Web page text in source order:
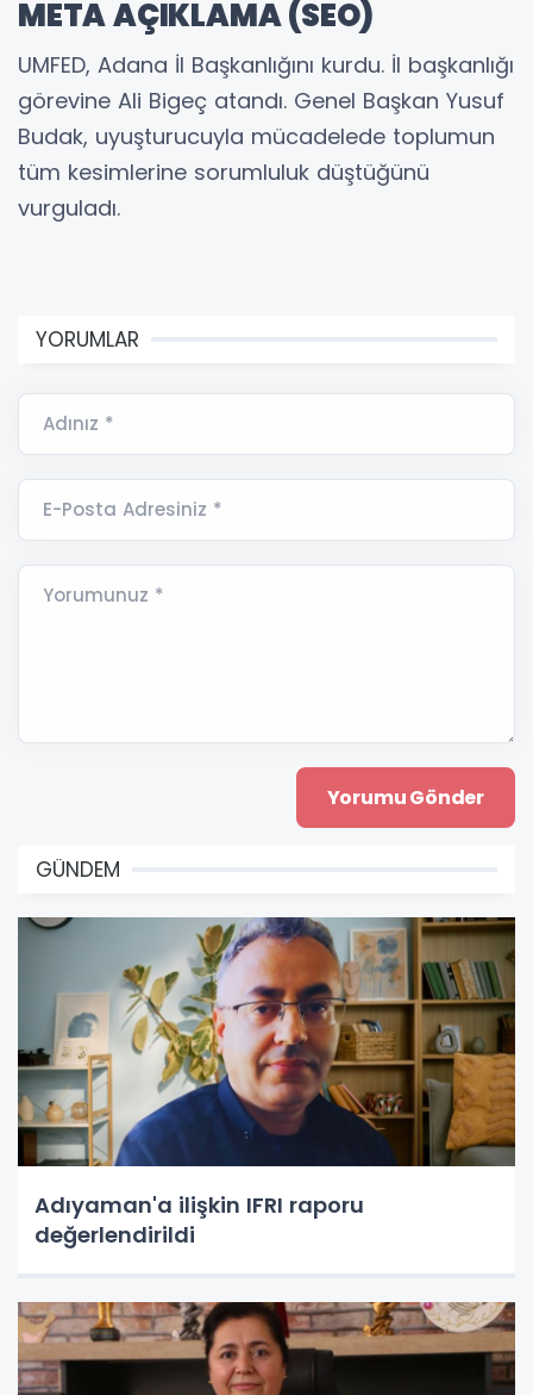
META AÇIKLAMA (SEO)
UMFED, Adana İl Başkanlığını kurdu. İl başkanlığı
görevine Ali Bigeç atandı. Genel Başkan Yusuf
Budak, uyuşturucuyla mücadelede toplumun
tüm kesimlerine sorumluluk düştüğünü
vurguladı.
YORUMLAR
Adınız *
E-Posta Adresiniz *
Yorumunuz *
GÜNDEM
Adıyaman'a ilişkin IFRI raporu
değerlendirildi